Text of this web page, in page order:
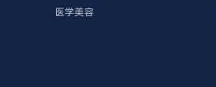
医学美容